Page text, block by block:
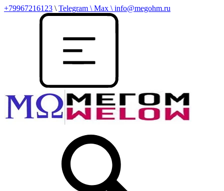
+79967216123 \ Telegram \ Max \ info@megohm.ru